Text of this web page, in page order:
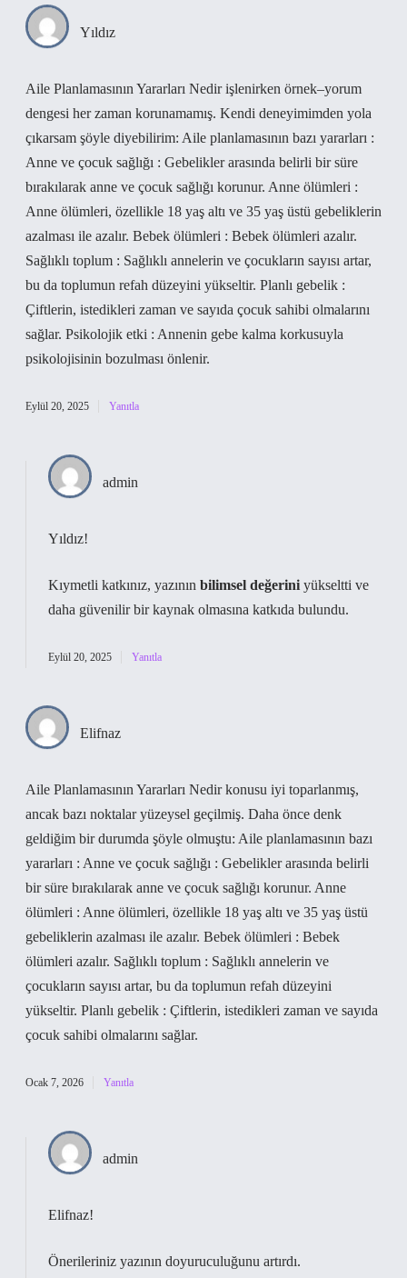
Yıldız
Aile Planlamasının Yararları Nedir işlenirken örnek–yorum
dengesi her zaman korunamamış. Kendi deneyimimden yola
çıkarsam şöyle diyebilirim: Aile planlamasının bazı yararları :
Anne ve çocuk sağlığı : Gebelikler arasında belirli bir süre
bırakılarak anne ve çocuk sağlığı korunur. Anne ölümleri :
Anne ölümleri, özellikle 18 yaş altı ve 35 yaş üstü gebeliklerin
azalması ile azalır. Bebek ölümleri : Bebek ölümleri azalır.
Sağlıklı toplum : Sağlıklı annelerin ve çocukların sayısı artar,
bu da toplumun refah düzeyini yükseltir. Planlı gebelik :
Çiftlerin, istedikleri zaman ve sayıda çocuk sahibi olmalarını
sağlar. Psikolojik etki : Annenin gebe kalma korkusuyla
psikolojisinin bozulması önlenir.
Eylül 20, 2025 Yanıtla
admin
Yıldız!
Kıymetli katkınız, yazının bilimsel değerini yükseltti ve
daha güvenilirbir kaynak olmasına katkıda bulundu.
Eylül 20, 2025 Yanıtla
Elifnaz
Aile Planlamasının Yararları Nedir konusu iyi toparlanmış,
ancak bazı noktalar yüzeysel geçilmiş. Daha önce denk
geldiğim bir durumda şöyle olmuştu: Aile planlamasının bazı
yararları : Anne ve çocuk sağlığı : Gebelikler arasında belirli
bir süre bırakılarak anne ve çocuk sağlığı korunur. Anne
ölümleri : Anne ölümleri, özellikle 18 yaş altı ve 35 yaş üstü
gebeliklerin azalması ile azalır. Bebek ölümleri : Bebek
ölümleri azalır. Sağlıklı toplum : Sağlıklı annelerin ve
çocukların sayısı artar, bu da toplumun refah düzeyini
yükseltir. Planlı gebelik : Çiftlerin, istedikleri zaman ve sayıda
çocuk sahibi olmalarını sağlar.
Ocak 7, 2026 Yanıtla
admin
Elifnaz!
Önerileriniz yazının doyuruculuğunu artırdı.